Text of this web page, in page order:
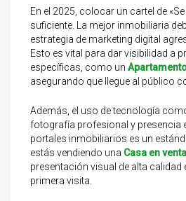
En el 2025, colocar un cartel de
suficiente. La mejor inmobiliaria
estrategia de marketing digital
Esto es vital para dar visibilidad a
específicas, como un
asegurando que llegue al público
Además, el uso de tecnología
fotografía profesional y presencia
portales inmobiliarios es un
estás vendiendo una Casa en
presentación visual de alta calidad
primera visita.